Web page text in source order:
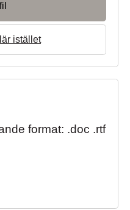
istället
format: .doc .rtf